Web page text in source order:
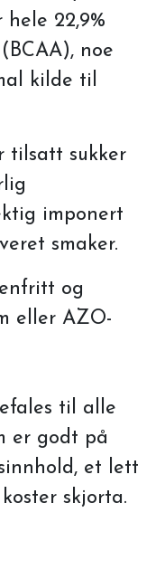
22,9%
noe
kilde til
tilsatt sukker
imponert
smaker.
og
eller AZO-
til alle
er godt på
et lett
skjorta.